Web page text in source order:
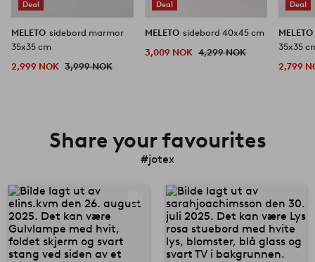
Deal
MELETO sidebord marmor
35x35 cm
2,999 NOK 3,999 NOK
Deal
MELETO sidebord 40x45 cm
3,009 NOK 4,299 NOK
Deal
MELETO
35x35
2,799
Share your favourites
#jotex